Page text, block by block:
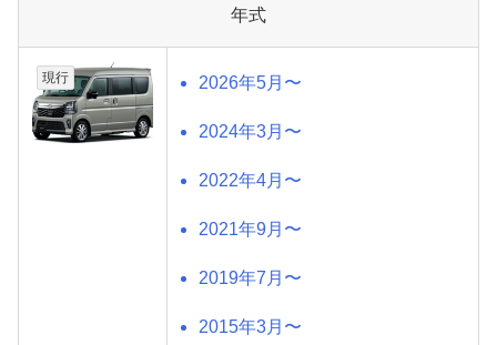
年式
現行 2026年5月〜
2024年3月〜
2022年4月〜
2021年9月〜
2019年7月〜
2015年3月〜